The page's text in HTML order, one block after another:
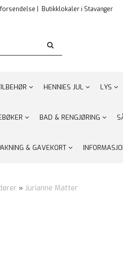
| Butikklokaler i Stavanger
HENNIES JUL LYS
BAD & RENGJØRING
& GAVEKORT
» Jurianne Matter